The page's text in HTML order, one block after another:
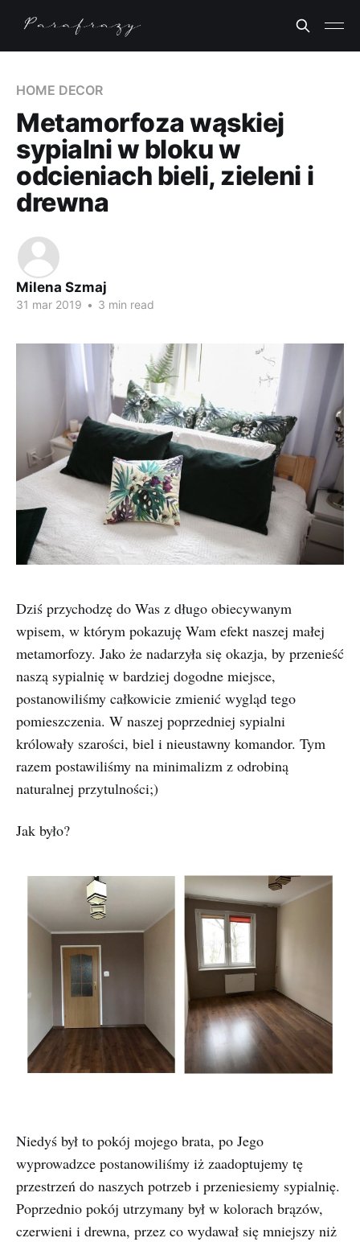
HOME DECOR
Metamorfoza wąskiej
sypialni w bloku w
odcieniach bieli, zieleni i
drewna
Milena Szmaj
31 mar 2019 • 3 min read
Dziś przychodzę do Was z długo obiecywanym
wpisem, w którym pokazuję Wam efekt naszej małej
metamorfozy. Jako że nadarzyła się okazja, by przenieść
naszą sypialnię w bardziej dogodne miejsce,
postanowiliśmy całkowicie zmienić wygląd tego
pomieszczenia. W naszej poprzedniej sypialni
królowały szarości, biel i nieustawny komandor. Tym
razem postawiliśmy na minimalizm z odrobiną
naturalnej przytulności;)
Jak było?
Niedyś był to pokój mojego brata, po Jego
wyprowadzce postanowiliśmy iż zaadoptujemy tę
przestrzeń do naszych potrzeb i przeniesiemy sypialnię.
Poprzednio pokój utrzymany był w kolorach brązów,
czerwieni i drewna, przez co wydawał się mniejszy niż